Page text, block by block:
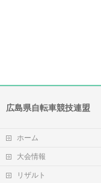
広島県自転車競技連盟
ホーム
大会情報
リザルト